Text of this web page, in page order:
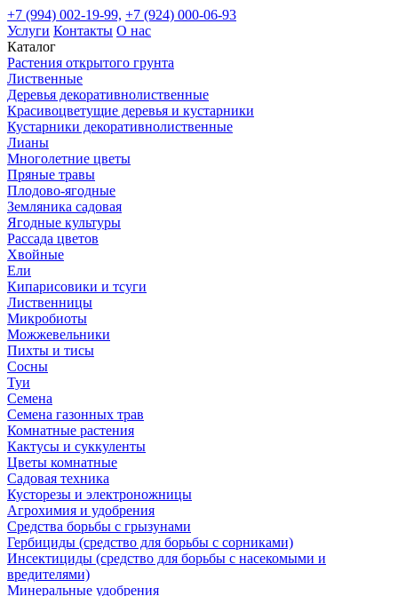
+7 (994) 002-19-99, +7 (924) 000-06-93
Услуги Контакты О нас
Каталог
Растения открытого грунта
Лиственные
Деревья декоративнолиственные
Красивоцветущие деревья и кустарники
Кустарники декоративнолиственные
Лианы
Многолетние цветы
Пряные травы
Плодово-ягодные
Земляника садовая
Ягодные культуры
Рассада цветов
Хвойные
Ели
Кипарисовики и тсуги
Лиственницы
Микробиоты
Можжевельники
Пихты и тисы
Сосны
Туи
Семена
Семена газонных трав
Комнатные растения
Кактусы и суккуленты
Цветы комнатные
Садовая техника
Кусторезы и электроножницы
Агрохимия и удобрения
Средства борьбы с грызунами
Гербициды (средство для борьбы с сорниками)
Инсектициды (средство для борьбы с насекомыми и
вредителями)
Минеральные удобрения